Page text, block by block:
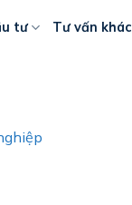
tư Tư vấn khác